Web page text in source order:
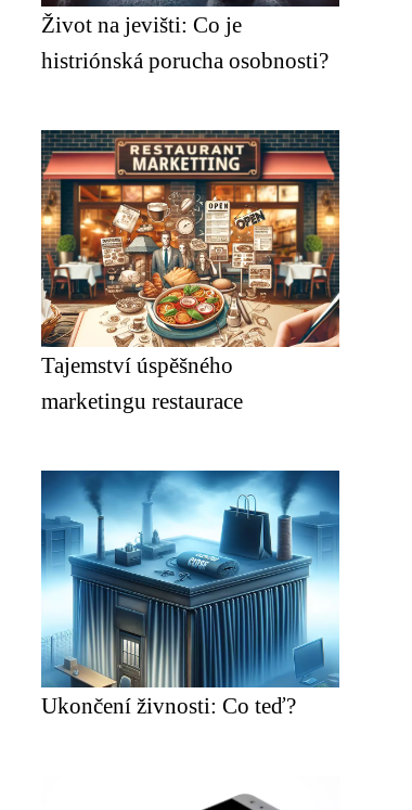
Život na jevišti: Co je
histriónská porucha osobnosti?
Tajemství úspěšného
marketingu restaurace
Ukončení živnosti: Co teď?